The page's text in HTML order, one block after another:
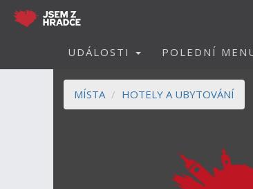
UDÁLOSTI POLEDNÍ
MÍSTA HOTELY A UBYTOVÁNÍ